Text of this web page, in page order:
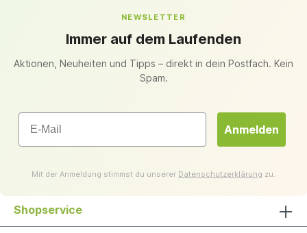
NEWSLETTER
Immer auf dem Laufenden
Aktionen, Neuheiten und Tipps – direkt in dein Postfach. Kein
Spam.
Email
Anmelden
Mit der Anmeldung stimmst du unserer Datenschutzerklärung zu.
Shopservice